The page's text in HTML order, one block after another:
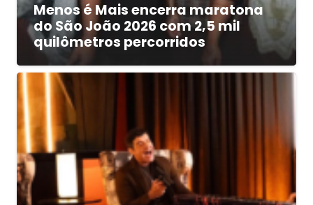
Menos é Mais encerra maratona
do São João 2026 com 2,5 mil
quilômetros percorridos